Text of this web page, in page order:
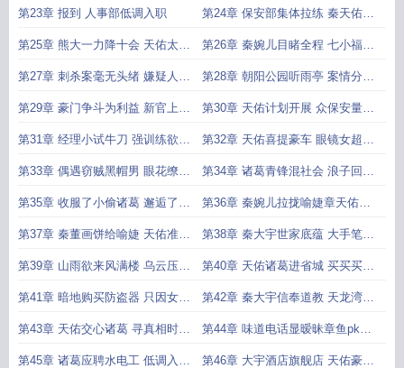
去看车 跑的欢
第23章 报到 人事部低调入职 第24章 保安部集体拉练 秦天佑狂
虐飞鹰
第25章 熊大一力降十会 天佑太极
加咏春
第26章 秦婉儿目睹全程 七小福各
领绰号
第27章 刺杀案毫无头绪 嫌疑人初
浮水面
第28章 朝阳公园听雨亭 案情分析
渐分明
第29章 豪门争斗为利益 新官上任
三把火
第30章 天佑计划开展 众保安量身
定制
第31章 经理小试牛刀 强训练欲仙
欲死
第32章 天佑喜提豪车 眼镜女超市
救人
第33章 偶遇窃贼黑帽男 眼花缭乱
蝴蝶刀
第34章 诸葛青锋混社会 浪子回头
金不换
第35章 收服了小偷诸葛 邂逅了美
女喻婕
第36章 秦婉儿拉拢喻婕章天佑无
奈配合
第37章 秦董画饼给喻婕 天佑准备
上省城
第38章 秦大宇世家底蕴 大手笔进
军物流
第39章 山雨欲来风满楼 乌云压城
城欲摧
第40章 天佑诸葛进省城 买买买买
不停手
第41章 暗地购买防盗器 只因女友
会出轨
第42章 秦大宇信奉道教 天龙湾七
星拱月
第43章 天佑交心诸葛 寻真相时间
紧迫
第44章 味道电话显暧昧章鱼pk秦
始皇
第45章 诸葛应聘水电工 低调入职 第46章 大宇酒店旗舰店 天佑豪车